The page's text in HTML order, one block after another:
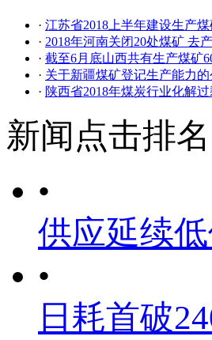
· 江苏省2018上半年建设生产
· 2018年河南关闭20处煤矿 去
· 截至6月底山西共有生产煤矿
· 关于新疆煤矿登记生产能力
· 陕西省2018年煤炭行业化解
新闻点击排名
•
供应延续
•
日耗首破